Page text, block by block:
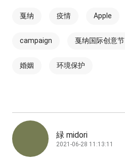
戛纳 疫情 Apple
campaign 戛纳国际创意节
婚姻 环境保护
緑 midori
2021-06-28 11:13:11